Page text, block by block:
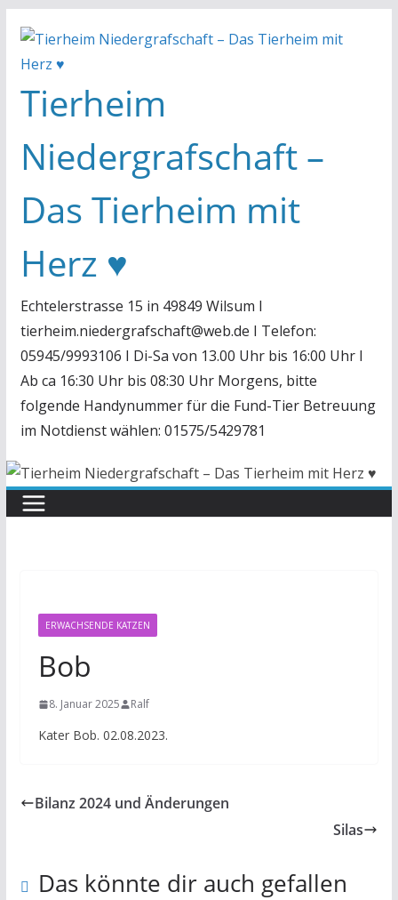
Inhalt
springen
Tierheim
Niedergrafschaft –
Das Tierheim mit
Herz ♥
Echtelerstrasse 15 in 49849 Wilsum I
tierheim.niedergrafschaft@web.de I Telefon:
05945/9993106 I Di-Sa von 13.00 Uhr bis 16:00 Uhr I
Ab ca 16:30 Uhr bis 08:30 Uhr Morgens, bitte
folgende Handynummer für die Fund-Tier Betreuung
im Notdienst wählen: 01575/5429781
ERWACHSENDE KATZEN
Bob
8. Januar 2025 Ralf
Kater Bob. 02.08.2023.
Bilanz 2024 und Änderungen
Silas
Das könnte dir auch gefallen